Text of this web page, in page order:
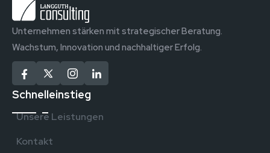
Unternehmen stärken mit strategischer Beratung.
Wachstum, Innovation und nachhaltiger Erfolg.
Schnelleinstieg
Unsere Leistungen
Kontakt